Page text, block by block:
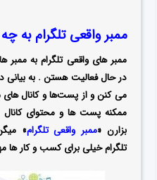
ممبر واقعی تلگرام به
ممبر های واقعی تلگرام به
در حال فعالیت هستن . به بیانی
می کنن و از پست‌ها و کانال
ممکنه پست ها و محتوای کانال
بزارن «ممبر واقعی تلگرام»
تلگرام خیلی برای کسب و کار ها